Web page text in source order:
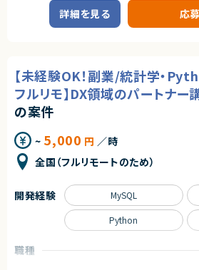
②研修の登壇業務
【ご参画後の流れ】
オンボーディング＞アセスメントテスト複数回
度）
【お願いする講座】※最低一つはご登壇を目指し
・DX ビジネス企画立案コース
・DX プロジェクトマネジメントコース
・データサイエンス活用コース
・ディープラーニングハンズオン
・データサイエンス実践コース
・機械学習実践コース
・データエンジニアリング入門コース
・SQL 入門コース
・データエンジニアリング実践コース
【業務内容】
生成AIや大規模言語モデルの応用に関する開
・生成AIや大規模言語モデル以外の数理最適化
プロダクトの新規機能に関する企画提案
・既存プロダクトAIの保守運用および改善
【必須スキル】
・AIを活用してWebアプリケーションを開発した
・自然言語処理を使用したモデル開発などの業
・Rust、C#、Java、Goなどの静的型付け言語
・Gitを用いたチーム開発経験
【歓迎スキル】
・Snowflakeなどクラウドデータプラットフォ
契約形態
詳細を見る 応
【未経験OK！副業/統計学・
フルリモ】DX領域のパートナー
の案件
~ 5,000 円 ／時
全国（フルリモートのため）
職種
開発経験 MySQL
Python